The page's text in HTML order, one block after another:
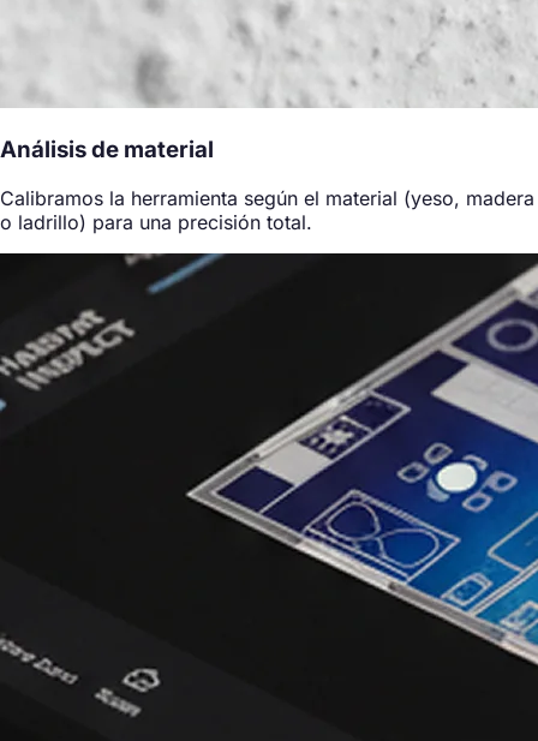
Análisis de material
Calibramos la herramienta según el material (yeso, madera
o ladrillo) para una precisión total.